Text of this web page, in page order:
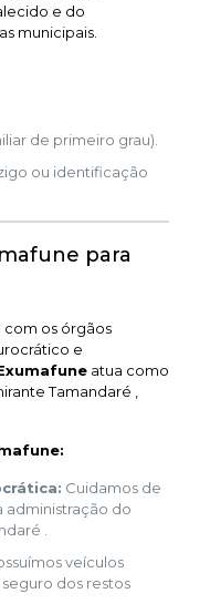
e do
municipais.
de primeiro grau).
ou identificação
para
os órgãos
e
atua como
Tamandaré ,
Cuidamos de
do
.
veículos
dos restos